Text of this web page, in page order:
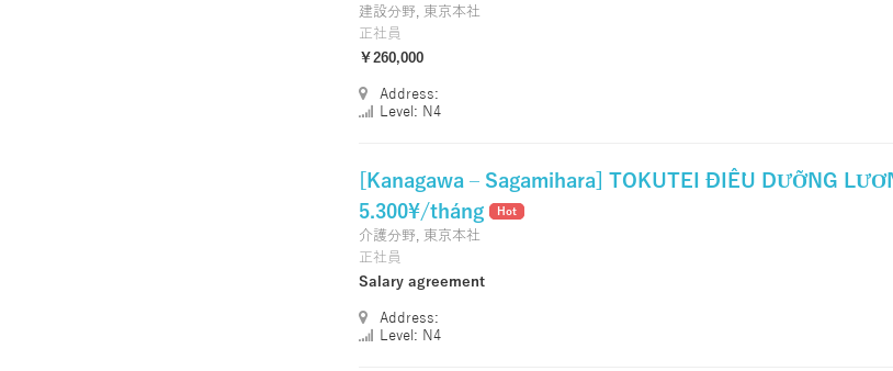
建設分野, 東京本社
正社員
￥260,000
Address:
Level: N4
[Kanagawa – Sagamihara] TOKUTEI ĐIỀU DƯỠNG
5.300¥/tháng
Hot
介護分野, 東京本社
正社員
Salary agreement
Address:
Level: N4